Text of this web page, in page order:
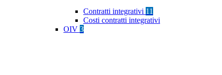
Contratti integrativi 11
Costi contratti integrativi
OIV 3